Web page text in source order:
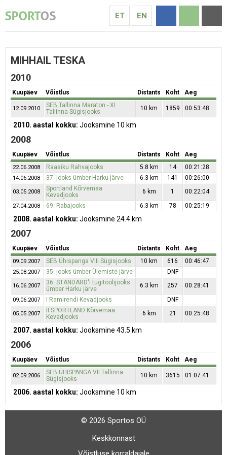
ET EN
MIHHAIL TESKA
2010
Kuupäev Võistlus Distants Koht Aeg
12.09.2010
SEB Tallinna Maraton - XI
Tallinna Sügisjooks
10 km 1859 00:53:48
2010. aastal kokku: Jooksmine 10 km
2008
Kuupäev Võistlus Distants Koht Aeg
22.06.2008 Raasiku Rahvajooks 5.8 km 14 00:21:28
14.06.2008 37. jooks ümber Harku järve 6.3 km 141 00:26:00
03.05.2008
Sportland Kõrvemaa
Kevadjooks
6 km 1 00:22:04
27.04.2008 69. Rabajooks 6.3 km 78 00:25:19
2008. aastal kokku: Jooksmine 24.4 km
2007
Kuupäev Võistlus Distants Koht Aeg
09.09.2007 SEB Ühispanga VIII Sügisjooks 10 km 616 00:46:47
25.08.2007 35. jooks ümber Ülemiste järve DNF
16.06.2007
36. STANDARD'i tugitoolijooks
ümber Harku järve
6.3 km 257 00:28:41
09.06.2007 I Ramirendi Kevadjooks DNF
05.05.2007
II SPORTLAND Kõrvemaa
Kevadjooks
6 km 21 00:25:48
2007. aastal kokku: Jooksmine 43.5 km
2006
Kuupäev Võistlus Distants Koht Aeg
02.09.2006
SEB ÜHISPANGA VII Tallinna
Sügisjooks
10 km 3615 01:07:41
2006. aastal kokku: Jooksmine 10 km
© 2026 Sportos OÜ
Keskkonnast